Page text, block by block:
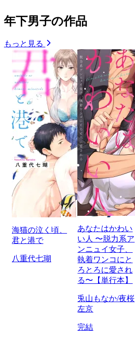
年下男子の作品
もっと見る
海猫の泣く頃、
君と港で
八重代七瑚
あなたはかわい
い人 〜脱力系ア
ンニュイ女子、
執着ワンコにと
ろとろに愛され
る〜【単行本】
兎山もなか/夜桜
左京
完結